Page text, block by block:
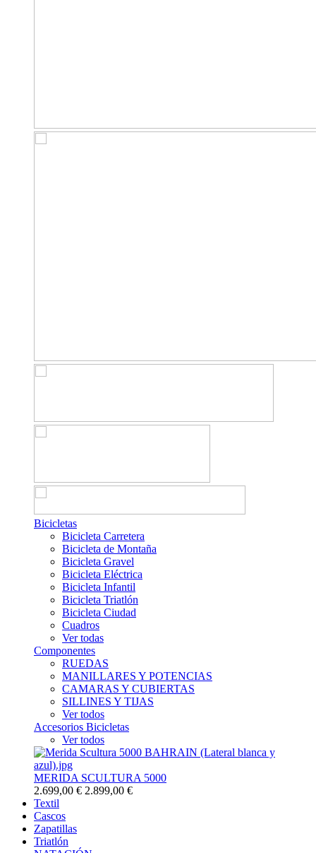
Bicicletas
Bicicleta Carretera
Bicicleta de Montaña
Bicicleta Gravel
Bicicleta Eléctrica
Bicicleta Infantil
Bicicleta Triatlón
Bicicleta Ciudad
Cuadros
Ver todas
Componentes
RUEDAS
MANILLARES Y POTENCIAS
CAMARAS Y CUBIERTAS
SILLINES Y TIJAS
Ver todos
Accesorios Bicicletas
Ver todos
MERIDA SCULTURA 5000
2.699,00 € 2.899,00 €
Textil
Cascos
Zapatillas
Triatlón